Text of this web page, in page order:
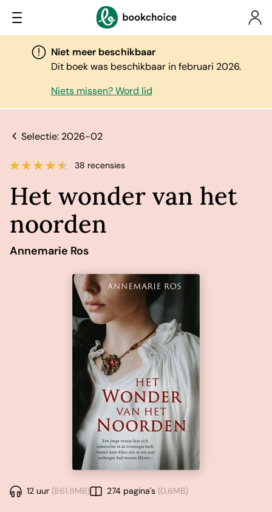
Niet meer beschikbaar
Dit boek was beschikbaar in februari 2026.
Niets missen? Word lid
Selectie: 2026-02
38 recensies
Het wonder van het
noorden
Annemarie Ros
12 uur (861.9MB) 274 pagina's (0.6MB)